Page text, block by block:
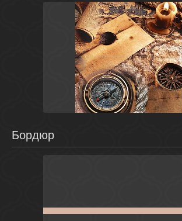
Коричневый
Россия
Adventure
Ceramica Classic
Бордюр
Бежевый